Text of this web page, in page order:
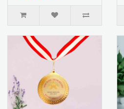
İnteraktif ..